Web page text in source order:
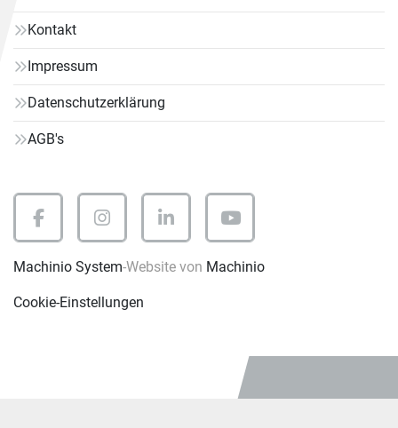
Kontakt
Impressum
Datenschutzerklärung
AGB's
facebookinstagramlinkedinyoutube
Machinio System-Website von Machinio
Cookie-Einstellungen